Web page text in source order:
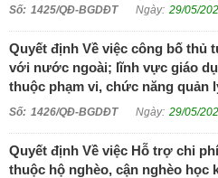
1425/QĐ-BGDĐT 29/05/
Quyết định Về việc công bố thủ
với nước ngoài; lĩnh vực giáo
thuộc phạm vi, chức năng quản
1426/QĐ-BGDĐT 29/05/
Quyết định Về việc Hỗ trợ chi
thuộc hộ nghèo, cận nghèo học